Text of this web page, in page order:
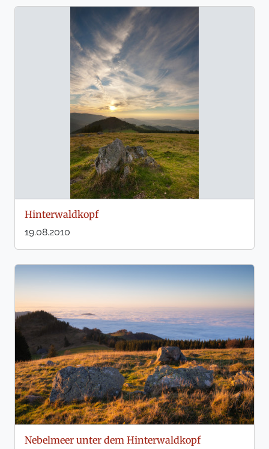
Hinterwaldkopf
19.08.2010
Nebelmeer unter dem Hinterwaldkopf